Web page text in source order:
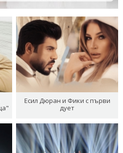
Есил Дюран и Фики с първи
дует